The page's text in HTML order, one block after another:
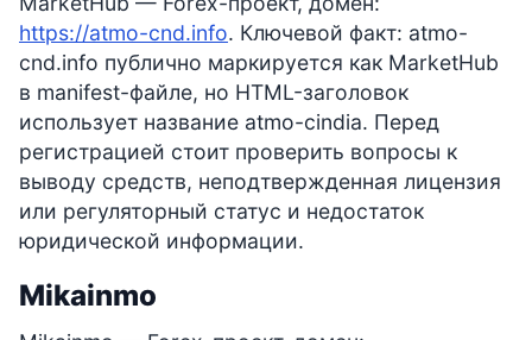
https://atmo-cnd.info. Ключевой факт: atmo-
cnd.info публично маркируется как MarketHub
в manifest-файле, но HTML-заголовок
использует название atmo-cindia. Перед
регистрацией стоит проверить вопросы к
выводу средств, неподтвержденная лицензия
или регуляторный статус и недостаток
юридической информации.
Mikainmo